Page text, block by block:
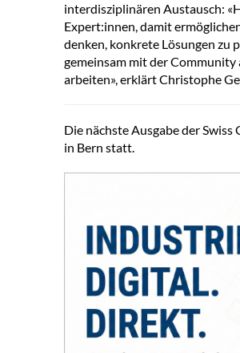
interdisziplinären Austausch:
Expert:innen, damit
denken, konkrete Lösungen zu
gemeinsam mit der
arbeiten», erklärt Christophe
Die nächste Ausgabe der
in Bern statt.